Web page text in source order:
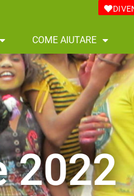
COME AIUTARE
2022